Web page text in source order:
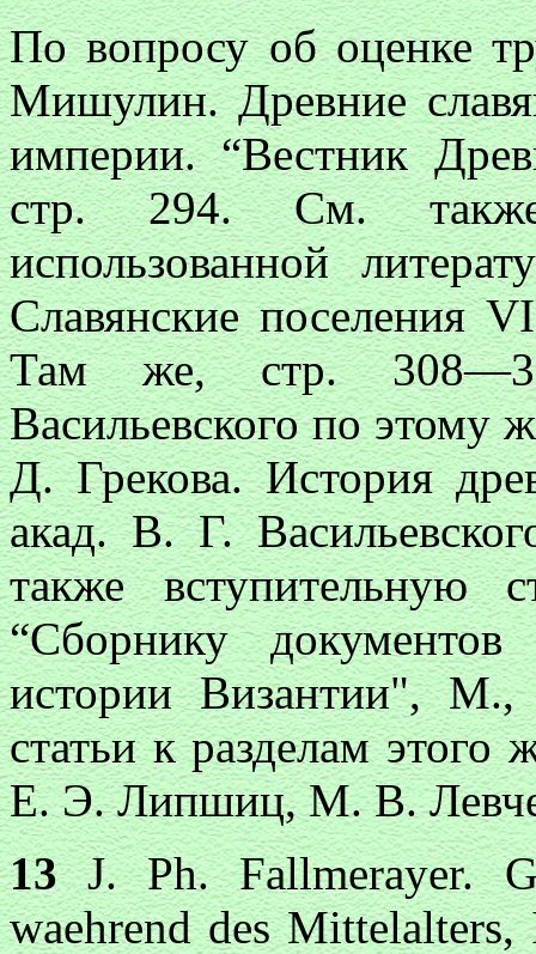
По вопросу об оценке
Мишулин. Древние
империи. “Вестник
стр. 294. См.
использованной
Славянские поселения
Там же, стр.
Васильевского по этому
Д. Грекова. История
акад. В. Г.
также
“Сборнику документов
истории Византии", М.,
статьи к разделам
Е. Э. Липшиц, М. В.
13J. Ph. Fallmerayer.
waеhrend des